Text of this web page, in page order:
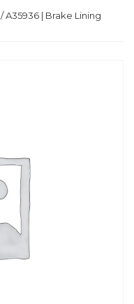
/ A35936 | Brake Lining